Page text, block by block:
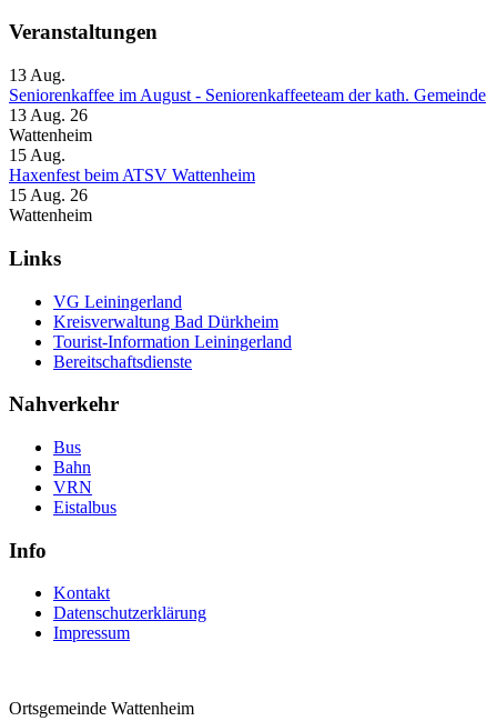
Veranstaltungen
13 Aug.
Seniorenkaffee im August - Seniorenkaffeeteam der kath. Gemeinde
13 Aug. 26
Wattenheim
15 Aug.
Haxenfest beim ATSV Wattenheim
15 Aug. 26
Wattenheim
Links
VG Leiningerland
Kreisverwaltung Bad Dürkheim
Tourist-Information Leiningerland
Bereitschaftsdienste
Nahverkehr
Bus
Bahn
VRN
Eistalbus
Info
Kontakt
Datenschutzerklärung
Impressum
Ortsgemeinde Wattenheim